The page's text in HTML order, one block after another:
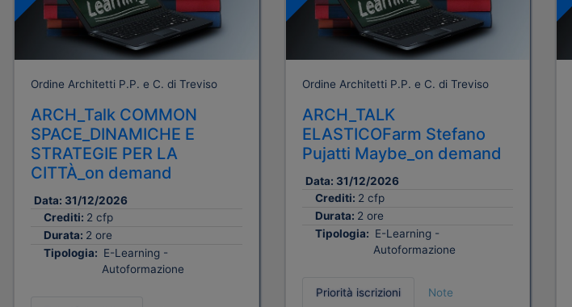
Ordine Architetti P.P. e C. di Treviso
ARCH_Talk COMMON
SPACE_DINAMICHE E
STRATEGIE PER LA
CITTÀ_on demand
Data: 31/12/2026
Crediti: 2 cfp
Durata: 2 ore
Tipologia: E-Learning -
Autoformazione
Ordine Architetti P.P. e C. di Treviso
ARCH_TALK
ELASTICOFarm Stefano
Pujatti Maybe_on demand
Data: 31/12/2026
Crediti: 2 cfp
Durata: 2 ore
Tipologia: E-Learning -
Autoformazione
Priorità iscrizioni
Note